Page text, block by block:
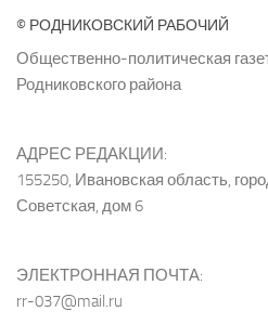
© РОДНИКОВСКИЙ РАБОЧИЙ
Общественно-политическая
Родниковского района
АДРЕС РЕДАКЦИИ:
155250, Ивановская область,
Советская, дом 6
ЭЛЕКТРОННАЯ ПОЧТА:
rr-037@mail.ru